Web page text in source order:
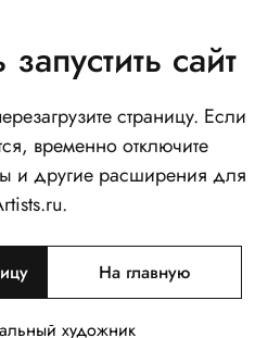
сайт
страницу. Если
временно отключите
и другие расширения для
На главную
художник